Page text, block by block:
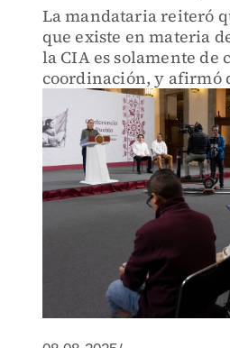
La mandataria reiteró
que existe en materia
la CIA es solamente de
coordinación, y afirmó
elementos de la
trabajando en
país.